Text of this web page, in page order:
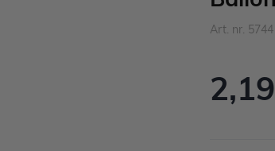
Art. nr. 5744
2,19